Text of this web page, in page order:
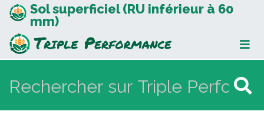
Sol superficiel (RU inférieur à 60
mm)